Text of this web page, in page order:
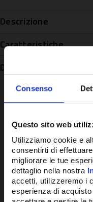
Consenso
Questo sito web
Utilizziamo cookie e
consentirti di
migliorare le tue
dettaglio nella nostra
accetti, utilizzeremo i
esperienza di
Descrizione
Caratteristiche
Disponibilità
Potrebbe